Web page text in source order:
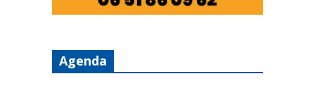
Agenda